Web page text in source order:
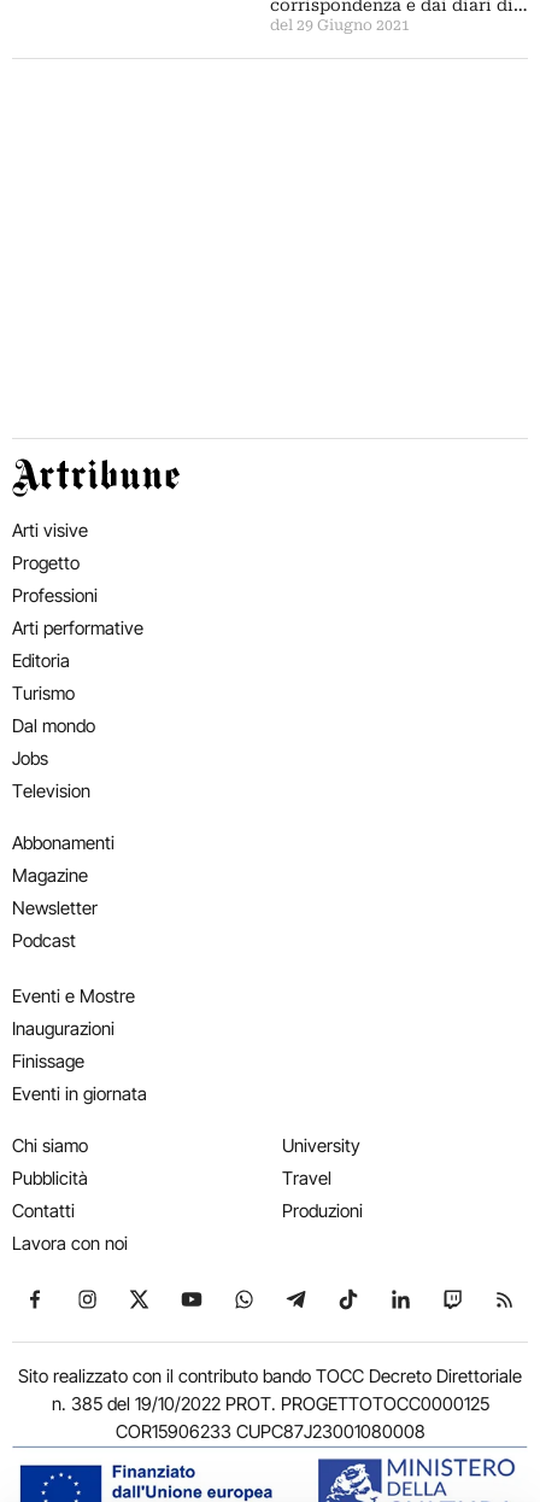
corrispondenza e dai diari di…
del 29 Giugno 2021
Artribune
Arti visive
Progetto
Professioni
Arti performative
Editoria
Turismo
Dal mondo
Jobs
Television
Abbonamenti
Magazine
Newsletter
Podcast
Eventi e Mostre
Inaugurazioni
Finissage
Eventi in giornata
Chi siamo
Pubblicità
Contatti
Lavora con noi
University
Travel
Produzioni
Seguici su Facebook
Seguici su Instagram
Seguici su X
Seguici su YouTube
Seguici su WhatsApp
Seguici su Telegram
Seguici su TikTok
Seguici su
Seguici
Sito realizzato con il contributo bando TOCC Decreto Direttoriale
n. 385 del 19/10/2022 PROT. PROGETTOTOCC0000125
COR15906233 CUPC87J23001080008